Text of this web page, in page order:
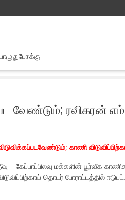
வேண்டும்; ரவிகரன்
காணி
– கேப்பாப்பிலவு மக்களின் பூர்வீக
தொடர் போராட்டத்தில்